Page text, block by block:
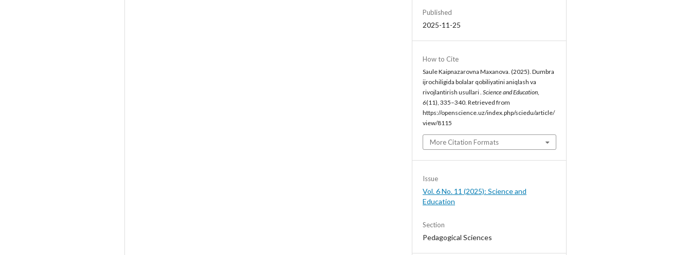
Published
2025-11-25
How to Cite
Saule Kaipnazarovna Maxanova. (2025). Dumbra
ijrochiligida bolalar qobiliyatini aniqlash va
rivojlantirish usullari . Science and Education,
6(11), 335–340. Retrieved from
https://openscience.uz/index.php/sciedu/article/
view/8115
More Citation Formats
Issue
Vol. 6 No. 11 (2025): Science and
Education
Section
Pedagogical Sciences